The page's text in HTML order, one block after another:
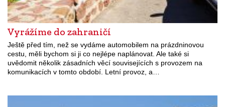
Vyrážíme do zahraničí
Ještě před tím, než se vydáme automobilem na prázdninovou
cestu, měli bychom si ji co nejlépe naplánovat. Ale také si
uvědomit několik zásadních věcí souvisejících s provozem na
komunikacích v tomto období. Letní provoz, a…